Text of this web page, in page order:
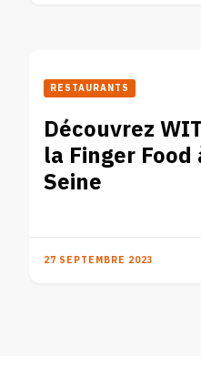
RESTAURANTS
Découvrez
la Finger
Seine
27 SEPTEMBRE 2023